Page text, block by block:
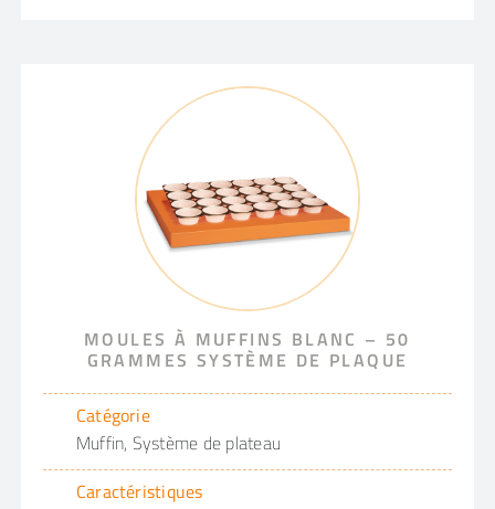
MOULES À MUFFINS BLANC – 50
GRAMMES SYSTÈME DE PLAQUE
Catégorie
Muffin, Système de plateau
Caractéristiques